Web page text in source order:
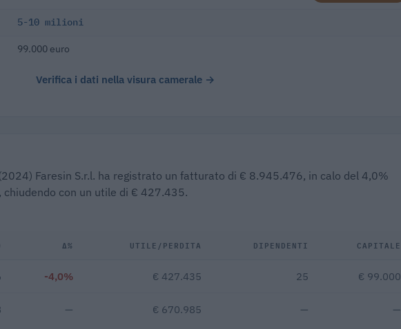
5-10 milioni
99.000 euro
Verifica i dati nella visura camerale →
Faresin S.r.l. ha registrato un fatturato di € 8.945.476, in calo del 4,0%
con un utile di € 427.435.
Δ% UTILE/PERDITA DIPENDENTI CAPITALE
-4,0% € 427.435 25 € 99.000
— € 670.985 — —